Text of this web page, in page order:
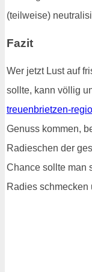
(teilweise)
Fazit
Wer jetzt Lust auf
sollte, kann völlig
treuenbrietzen-
Genuss kommen,
Radieschen der
Chance sollte man
Radies schmecken